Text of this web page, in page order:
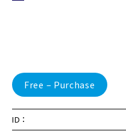
Free – Purchase
ID：